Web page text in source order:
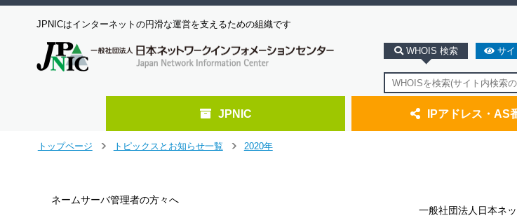
JPNICはインターネットの円滑な運営を支えるための組織です
WHOIS 検索 サイ
JPNIC IPアドレス・AS
トップページ
トピックスとお知らせ一覧
2020年
ネームサーバ管理者の方々へ
一般社団法人日本ネ